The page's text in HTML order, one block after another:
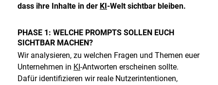
dass ihre Inhalte in der KI -Welt sichtbar bleiben.
PHASE 1: WELCHE PROMPTS SOLLEN EUCH
SICHTBAR MACHEN?
Wir analysieren, zu welchen Fragen und Themen euer
Unternehmen in KI -Antworten erscheinen sollte.
Dafür identifizieren wir reale Nutzerintentionen,